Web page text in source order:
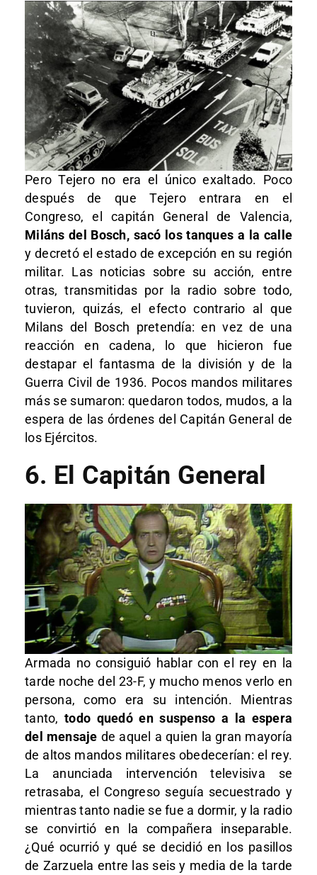
Pero Tejero no era el único exaltado. Poco
después de que Tejero entrara en el
Congreso, el capitán General de Valencia,
Miláns del Bosch, sacó los tanques a la calle
y decretó el estado de excepción en su región
militar. Las noticias sobre su acción, entre
otras, transmitidas por la radio sobre todo,
tuvieron, quizás, el efecto contrario al que
Milans del Bosch pretendía: en vez de una
reacción en cadena, lo que hicieron fue
destapar el fantasma de la división y de la
Guerra Civil de 1936. Pocos mandos militares
más se sumaron: quedaron todos, mudos, a la
espera de las órdenes del Capitán General de
los Ejércitos.
6. El Capitán General
Armada no consiguió hablar con el rey en la
tarde noche del 23-F, y mucho menos verlo en
persona, como era su intención. Mientras
tanto, todo quedó en suspenso a la espera
del mensaje de aquel a quien la gran mayoría
de altos mandos militares obedecerían: el rey.
La anunciada intervención televisiva se
retrasaba, el Congreso seguía secuestrado y
mientras tanto nadie se fue a dormir, y la radio
se convirtió en la compañera inseparable.
¿Qué ocurrió y qué se decidió en los pasillos
de Zarzuela entre las seis y media de la tarde